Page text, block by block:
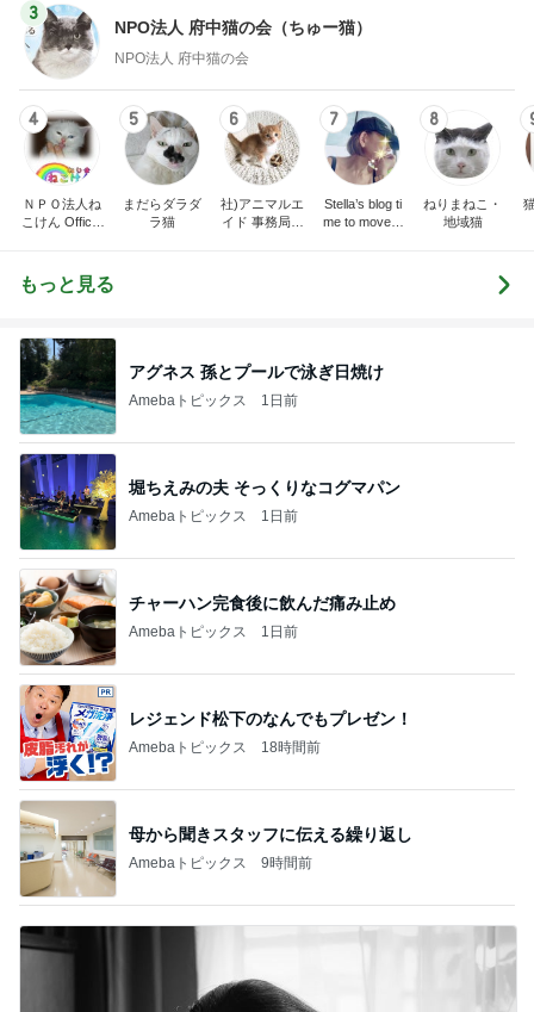
3
NPO法人 府中猫の会（ちゅー猫）
NPO法人 府中猫の会
4
ＮＰＯ法人ね
こけん Official
5
まだらダラダ
ラ猫
6
社)アニマルエ
イド 事務局＆
7
Stella’s blog ti
me to move o
8
ねりまねこ・
地域猫
もっと見る
アグネス 孫とプールで泳ぎ日焼け
Amebaトピックス 1日前
堀ちえみの夫 そっくりなコグマパン
Amebaトピックス 1日前
チャーハン完食後に飲んだ痛み止め
Amebaトピックス 1日前
レジェンド松下のなんでもプレゼン！
Amebaトピックス 18時間前
母から聞きスタッフに伝える繰り返し
Amebaトピックス 9時間前